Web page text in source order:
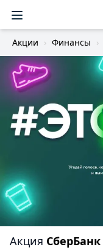
Акции Финансы
Акция СберБанк